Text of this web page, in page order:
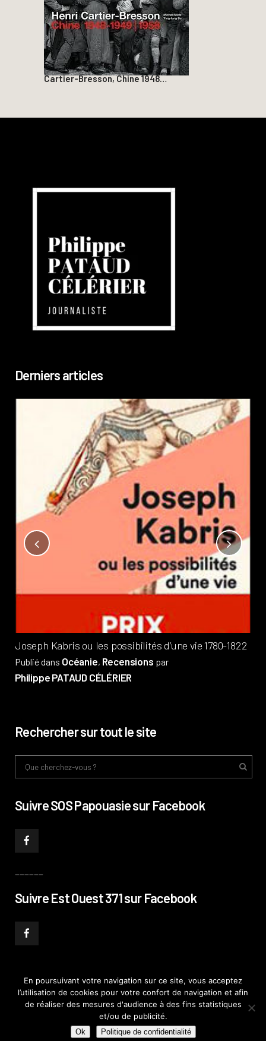
Cartier-Bresson, Chine 1948…
Derniers articles
Joseph Kabris ou les possibilités d’une vie 1780-1822
Publié dans Océanie, Recensions par
Philippe PATAUD CÉLÉRIER
Rechercher sur tout le site
Suivre SOS Papouasie sur Facebook
Suivre Est Ouest 371 sur Facebook
© PHILIPPE PATAUD CÉLÉRIER 2019–MENTIONS LÉGALES–POLITIQUE DE
CONFIDENTIALITÉ–PLAN DE SITE
En poursuivant votre navigation sur ce site, vous acceptez
l’utilisation de cookies pour votre confort de navigation et afin
de réaliser des mesures d'audience à des fins statistiques
et/ou de publicité.
Ok Politique de confidentialité